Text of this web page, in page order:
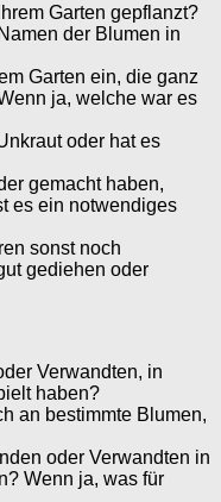
Garten gepflanzt?
der Blumen in
Garten ein, die ganz
ja, welche war es
oder hat es
gemacht haben,
es ein notwendiges
sonst noch
gediehen oder
Verwandten, in
haben?
an bestimmte Blumen,
oder Verwandten in
Wenn ja, was für